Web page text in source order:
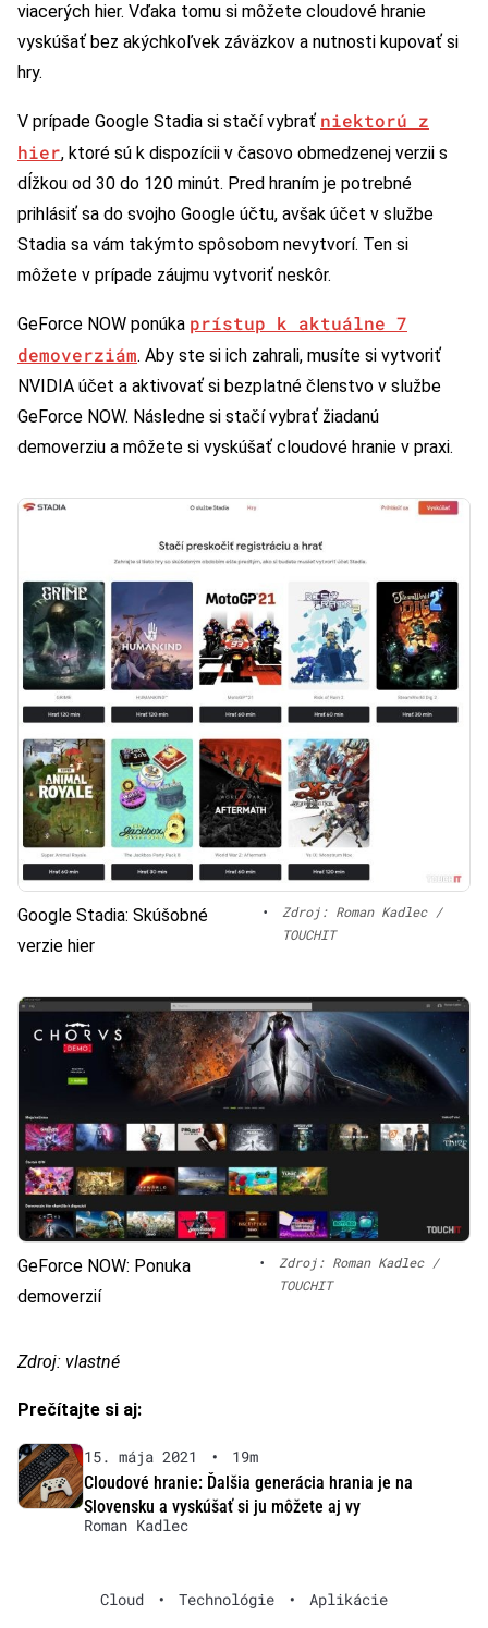
viacerých hier. Vďaka tomu si môžete cloudové hranie
vyskúšať bez akýchkoľvek záväzkov a nutnosti kupovať si
hry.
V prípade Google Stadia si stačí vybrať niektorú z
hier, ktoré sú k dispozícii v časovo obmedzenej verzii s
dĺžkou od 30 do 120 minút. Pred hraním je potrebné
prihlásiť sa do svojho Google účtu, avšak účet v službe
Stadia sa vám takýmto spôsobom nevytvorí. Ten si
môžete v prípade záujmu vytvoriť neskôr.
GeForce NOW ponúka prístup k aktuálne 7
demoverziám. Aby ste si ich zahrali, musíte si vytvoriť
NVIDIA účet a aktivovať si bezplatné členstvo v službe
GeForce NOW. Následne si stačí vybrať žiadanú
demoverziu a môžete si vyskúšať cloudové hranie v praxi.
Google Stadia: Skúšobné
verzie hier
•
Zdroj: Roman Kadlec /
TOUCHIT
GeForce NOW: Ponuka
demoverzií
•
Zdroj: Roman Kadlec /
TOUCHIT
Zdroj: vlastné
Prečítajte si aj:
15. mája 2021 •
19m
Cloudové hranie: Ďalšia generácia hrania je na
Slovensku a vyskúšať si ju môžete aj vy
Roman Kadlec
Cloud • Technológie • Aplikácie